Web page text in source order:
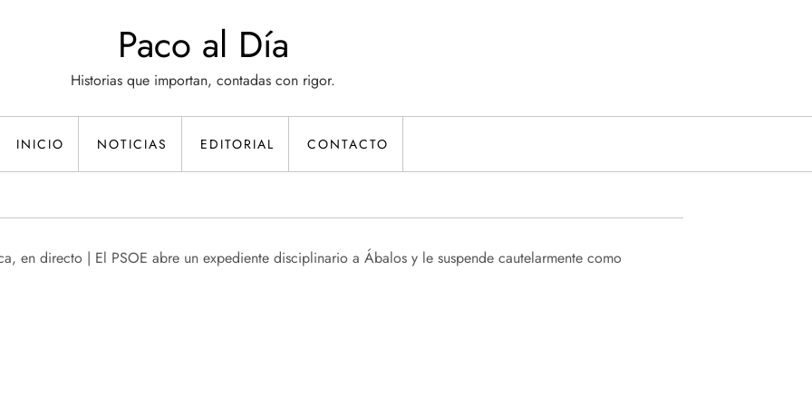
Paco al Día
Historias que importan, contadas con rigor.
INICIO NOTICIAS EDITORIAL CONTACTO